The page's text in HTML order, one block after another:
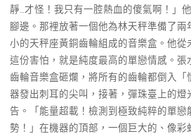
靜…才怪！我只有一腔熱血的傻氣啊！」
腳邊。那裡放著一個他為林天秤準備了
小的天秤座黃銅齒輪組成的音樂盒。他從
這份害怕，就是純度最高的單戀情感。張
齒輪音樂盒砸爛，將所有的齒輪都倒入「
器發出刺耳的尖叫，接著，彈珠臺上的燈
告。「能量超載！檢測到極致純粹的單戀
勢！」在機器的頂部，一個巨大的、像彩